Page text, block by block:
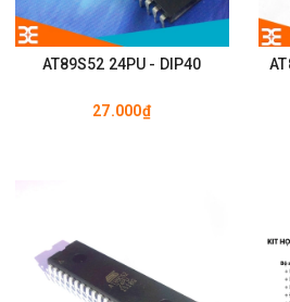
AT89S52 24PU - DIP40
27.000₫